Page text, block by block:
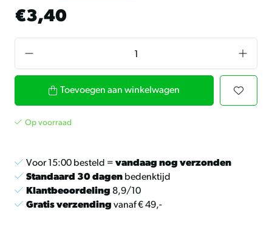
€3,40
Toevoegen aan winkelwagen
Op voorraad
Voor 15:00 besteld = vandaag nog verzonden
Standaard 30 dagen bedenktijd
Klantbeoordeling 8,9/10
Gratis verzending vanaf € 49,-